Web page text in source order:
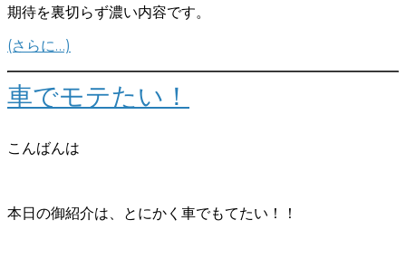
期待を裏切らず濃い内容です。
(さらに…)
車でモテたい！
こんばんは
本日の御紹介は、とにかく車でもてたい！！